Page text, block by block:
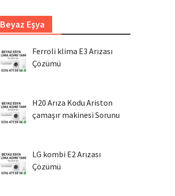
Beyaz Eşya
Ferroli klima E3 Arızası
Çözümü
H20 Arıza Kodu Ariston
çamaşır makinesi Sorunu
LG kombi E2 Arızası
Çözümü